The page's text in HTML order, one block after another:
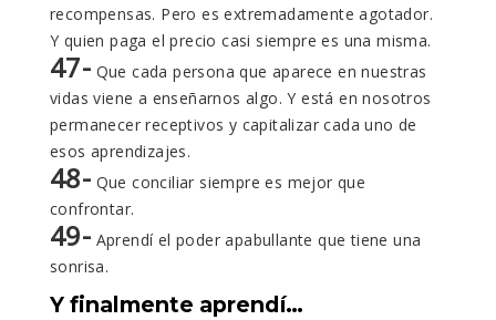
recompensas. Pero es extremadamente agotador.
Y quien paga el precio casi siempre es una misma.
47- Que cada persona que aparece en nuestras
vidas viene a enseñarnos algo. Y está en nosotros
permanecer receptivos y capitalizar cada uno de
esos aprendizajes.
48- Que conciliar siempre es mejor que
confrontar.
49- Aprendí el poder apabullante que tiene una
sonrisa.
Y finalmente aprendí…